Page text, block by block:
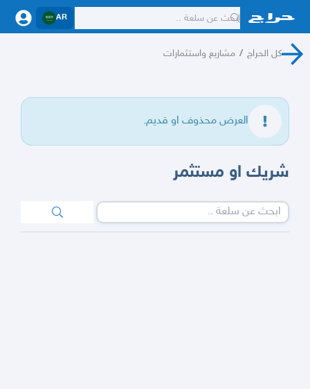
AR
كل الحراج / مشاريع واستثمارات
العرض محذوف او قديم.
شريك او مستثمر